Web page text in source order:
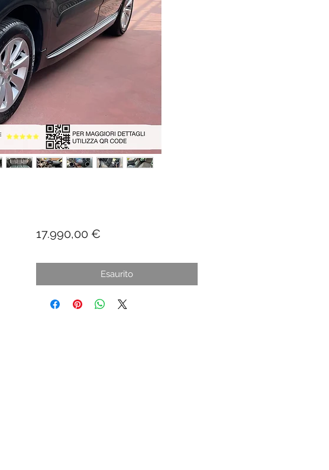
17.990,00 €Prezzo
Esaurito